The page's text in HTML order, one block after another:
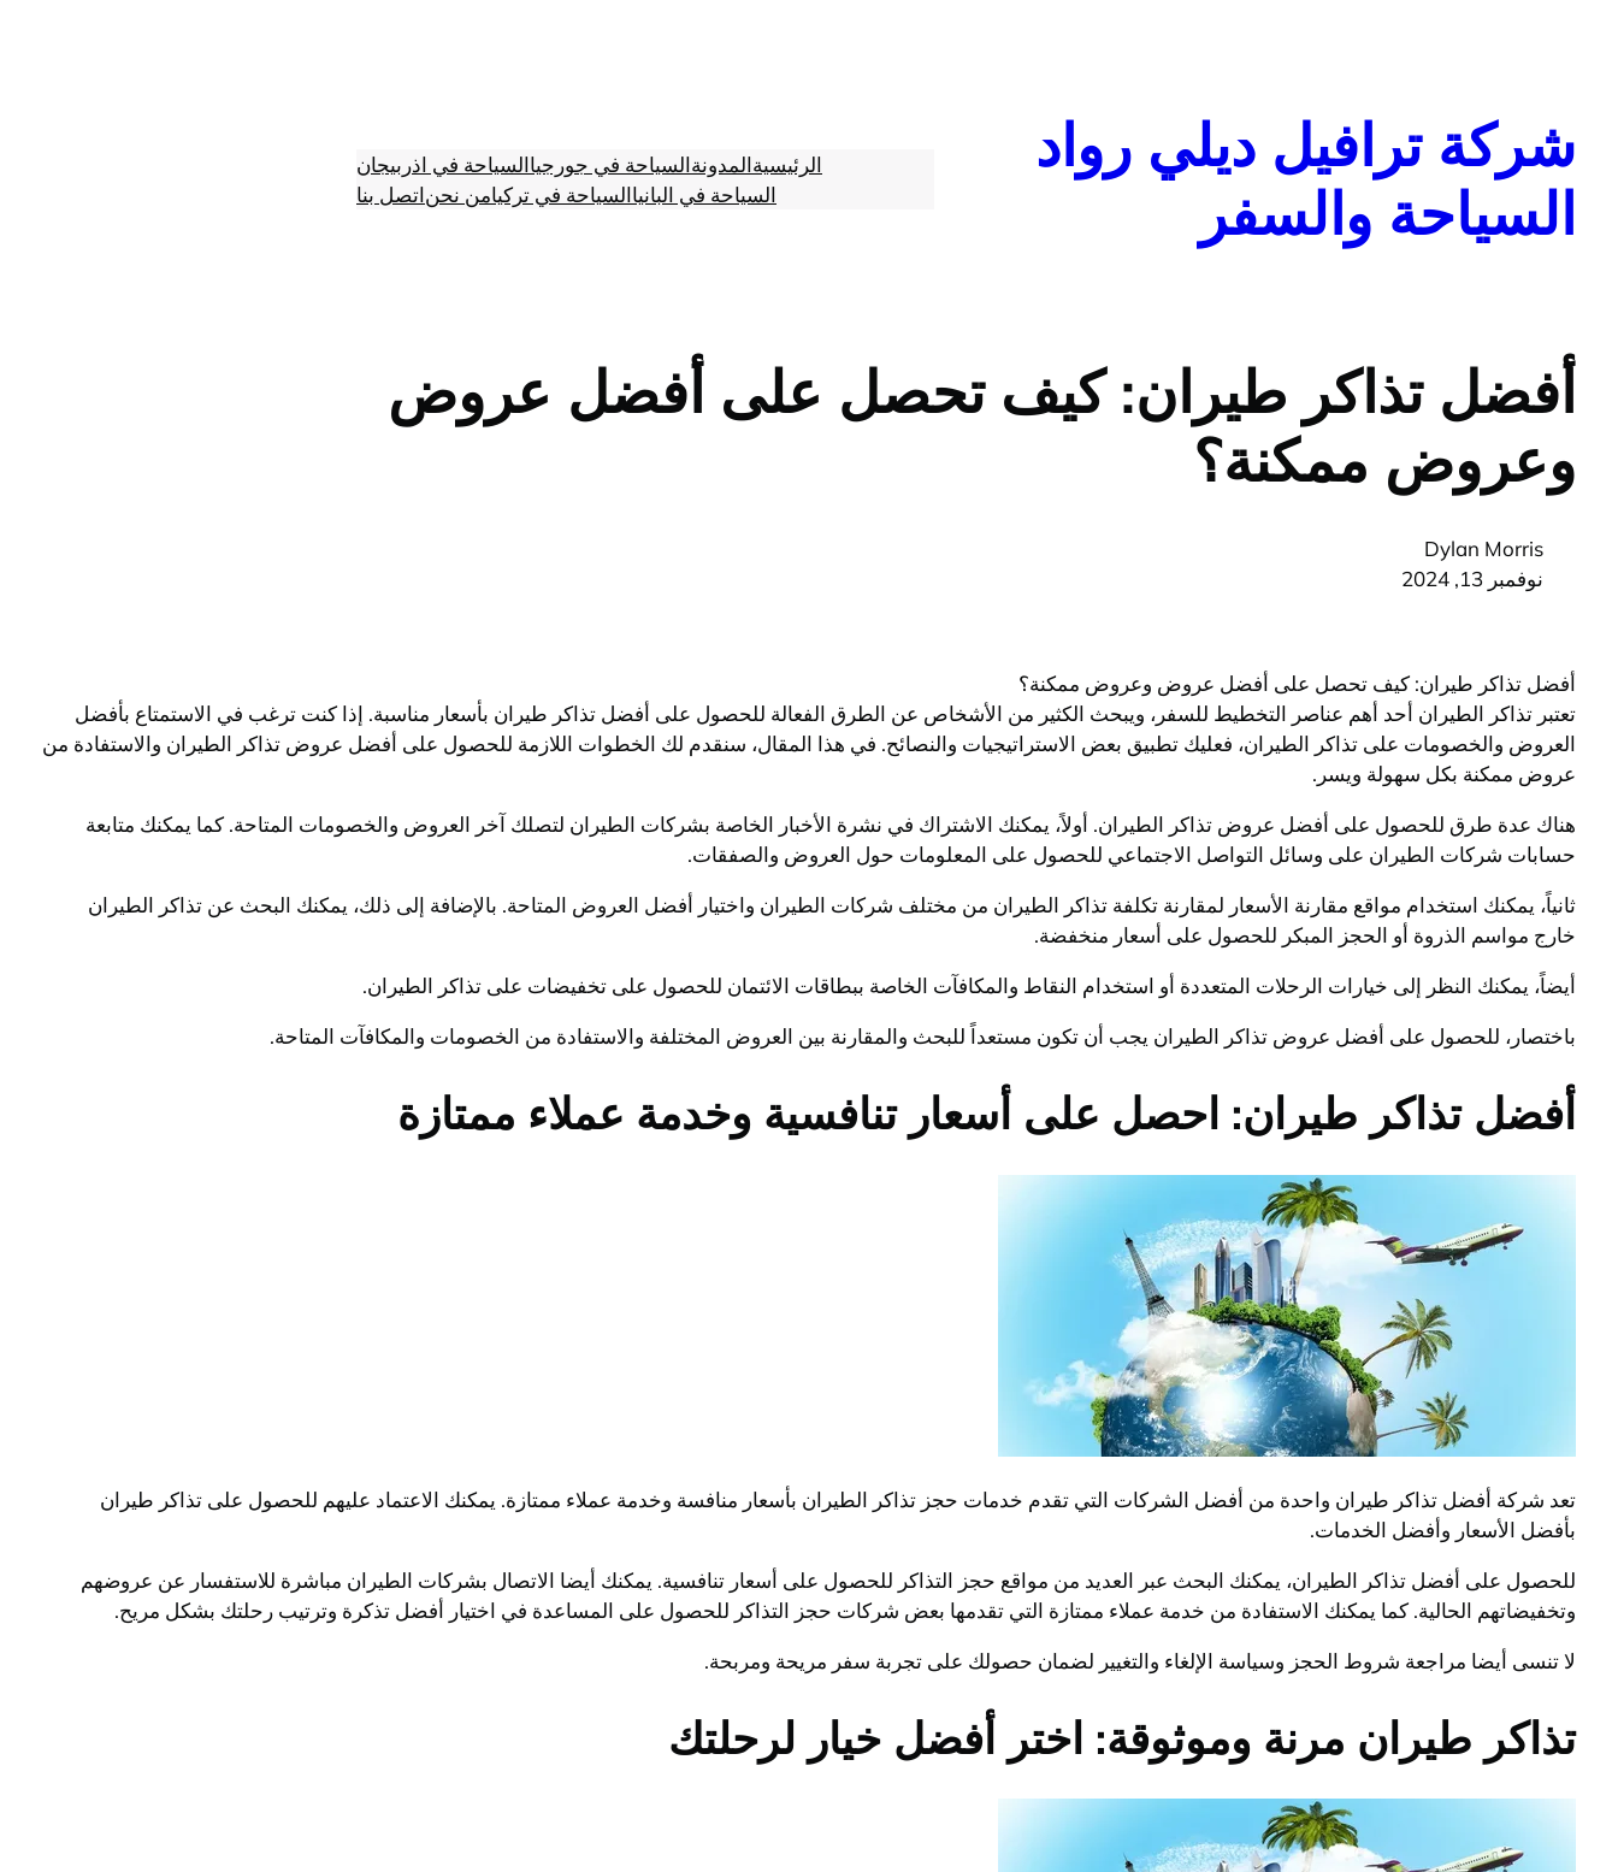
شركة ترافيل ديلي رواد
السياحة والسفر
الرئيسيةالمدونةالسياحة في جورجياالسياحة في اذربيجان
السياحة في البانياالسياحة في تركيامن نحناتصل بنا
أفضل تذاكر طيران: كيف تحصل على أفضل عروض
وعروض ممكنة؟
Dylan Morris
نوفمبر 13, 2024
أفضل تذاكر طيران: كيف تحصل على أفضل عروض وعروض ممكنة؟
تعتبر تذاكر الطيران أحد أهم عناصر التخطيط للسفر، ويبحث الكثير من الأشخاص عن الطرق الفعالة للحصول على أفضل تذاكر طيران بأسعار مناسبة. إذا كنت ترغب في الاستمتاع بأفضل
العروض والخصومات على تذاكر الطيران، فعليك تطبيق بعض الاستراتيجيات والنصائح. في هذا المقال، سنقدم لك الخطوات اللازمة للحصول على أفضل عروض تذاكر الطيران والاستفادة من
عروض ممكنة بكل سهولة ويسر.
هناك عدة طرق للحصول على أفضل عروض تذاكر الطيران. أولاً، يمكنك الاشتراك في نشرة الأخبار الخاصة بشركات الطيران لتصلك آخر العروض والخصومات المتاحة. كما يمكنك متابعة
حسابات شركات الطيران على وسائل التواصل الاجتماعي للحصول على المعلومات حول العروض والصفقات.
ثانياً، يمكنك استخدام مواقع مقارنة الأسعار لمقارنة تكلفة تذاكر الطيران من مختلف شركات الطيران واختيار أفضل العروض المتاحة. بالإضافة إلى ذلك، يمكنك البحث عن تذاكر الطيران
خارج مواسم الذروة أو الحجز المبكر للحصول على أسعار منخفضة.
أيضاً، يمكنك النظر إلى خيارات الرحلات المتعددة أو استخدام النقاط والمكافآت الخاصة ببطاقات الائتمان للحصول على تخفيضات على تذاكر الطيران.
باختصار، للحصول على أفضل عروض تذاكر الطيران يجب أن تكون مستعداً للبحث والمقارنة بين العروض المختلفة والاستفادة من الخصومات والمكافآت المتاحة.
أفضل تذاكر طيران: احصل على أسعار تنافسية وخدمة عملاء ممتازة
تعد شركة أفضل تذاكر طيران واحدة من أفضل الشركات التي تقدم خدمات حجز تذاكر الطيران بأسعار منافسة وخدمة عملاء ممتازة. يمكنك الاعتماد عليهم للحصول على تذاكر طيران
بأفضل الأسعار وأفضل الخدمات.
للحصول على أفضل تذاكر الطيران، يمكنك البحث عبر العديد من مواقع حجز التذاكر للحصول على أسعار تنافسية. يمكنك أيضا الاتصال بشركات الطيران مباشرة للاستفسار عن عروضهم
وتخفيضاتهم الحالية. كما يمكنك الاستفادة من خدمة عملاء ممتازة التي تقدمها بعض شركات حجز التذاكر للحصول على المساعدة في اختيار أفضل تذكرة وترتيب رحلتك بشكل مريح.
لا تنسى أيضا مراجعة شروط الحجز وسياسة الإلغاء والتغيير لضمان حصولك على تجربة سفر مريحة ومربحة.
تذاكر طيران مرنة وموثوقة: اختر أفضل خيار لرحلتك